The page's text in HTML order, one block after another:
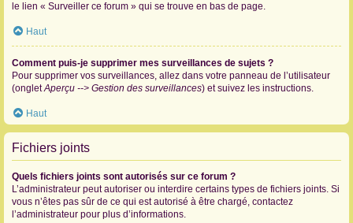
le lien « Surveiller ce forum » qui se trouve en bas de page.
Haut
Comment puis-je supprimer mes surveillances de sujets ?
Pour supprimer vos surveillances, allez dans votre panneau de l’utilisateur
(ongletAperçu --> Gestion des surveillances) et suivez les instructions.
Haut
Fichiers joints
Quels fichiers joints sont autorisés sur ce forum ?
L’administrateur peut autoriser ou interdire certains types de fichiers joints. Si
vous n’êtes pas sûr de ce qui est autorisé à être chargé, contactez
l’administrateur pour plus d’informations.